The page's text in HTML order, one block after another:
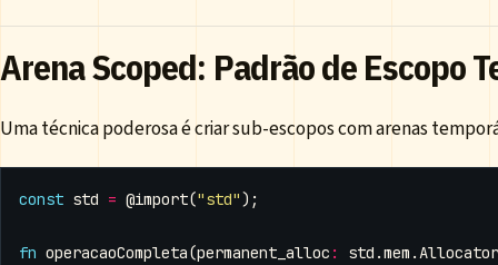
Arena Scoped: Padrão de Escopo
Uma técnica poderosa é criar sub-escopos com arenas
const std = @import("std");
fn operacaoCompleta(permanent_alloc : std .mem .Allocator